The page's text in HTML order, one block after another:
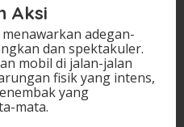
Aksi
menawarkan adegan-
dan spektakuler.
mobil di jalan-jalan
fisik yang intens,
yang
mata.